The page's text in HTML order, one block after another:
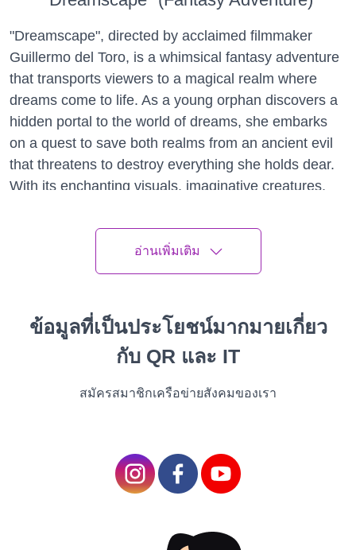
"Dreamscape", directed by acclaimed filmmaker
Guillermo del Toro, is a whimsical fantasy adventure
that transports viewers to a magical realm where
dreams come to life. As a young orphan discovers a
hidden portal to the world of dreams, she embarks
on a quest to save both realms from an ancient evil
that threatens to destroy everything she holds dear.
With its enchanting visuals, imaginative creatures,
see for fans of fantasy and adventure.
"A Thousand Suns" (Drama)
Ava DuVernay, is a poignant drama that explores
themes of love, loss, and redemption against the
backdrop of a small town grappling with a
devastating tragedy. As a community comes together
and human connection. With its heartfelt
performances, evocative storytelling, and powerful
message of hope, "A Thousand Suns" is a cinematic
อ่านเพิ่มเติม
ข้อมูลที่เป็นประโยชน์มากมายเกี่ยว
กับ QR และ IT
สมัครสมาชิกเครือข่ายสังคมของเรา